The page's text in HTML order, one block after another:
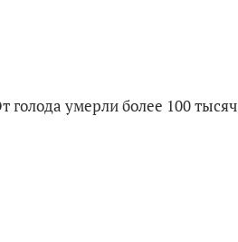
голода умерли более 100